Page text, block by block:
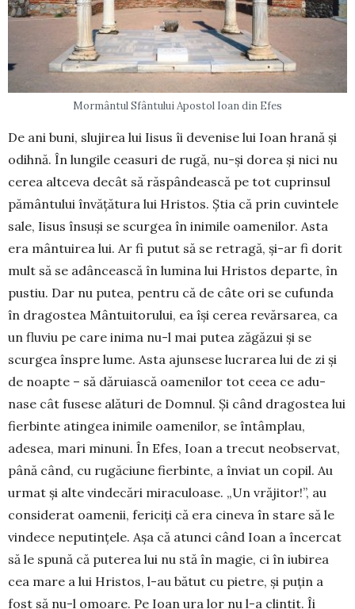
Mormântul Sfântului Apostol Ioan din Efes
De ani buni, slujirea lui Iisus îi devenise lui Ioan hrană și
odihnă. În lungile ceasuri de rugă, nu-și dorea și nici nu
cerea altceva de­cât să răspân­dească pe tot cu­prin­­sul
pământului învățătura lui Hristos. Știa că prin cuvintele
sale, Iisus însuși se scurgea în ini­mile oamenilor. Asta
era mântui­rea lui. Ar fi putut să se retragă, și-ar fi dorit
mult să se adânceas­că în lumina lui Hristos departe, în
pus­tiu. Dar nu putea, pen­tru că de câte ori se cufunda
în dra­gostea Mântuitorului, ea își cerea revăr­sarea, ca
un fluviu pe care ini­ma nu-l mai putea zăgăzui și se
scur­gea înspre lume. Asta ajun­sese lucrarea lui de zi și
de noapte – să dăruiască oamenilor tot ceea ce adu­
nase cât fusese alături de Dom­nul. Și când dragostea lui
fierbinte atingea inimile oame­nilor, se în­tâm­plau,
adesea, mari minuni. În Efes, Ioan a tre­cut neobservat,
până când, cu rugă­ciune fierbinte, a înviat un co­pil. Au
urmat și alte vindecări mira­culoase. „Un vră­jitor!”, au
conside­rat oamenii, fericiți că era cineva în stare să le
vindece nepu­tințele. Așa că atunci când Ioan a încercat
să le spună că puterea lui nu stă în magie, ci în iubirea
cea mare a lui Hristos, l-au bătut cu pietre, și puțin a
fost să nu-l omoare. Pe Ioan ura lor nu l-a clintit. Îi